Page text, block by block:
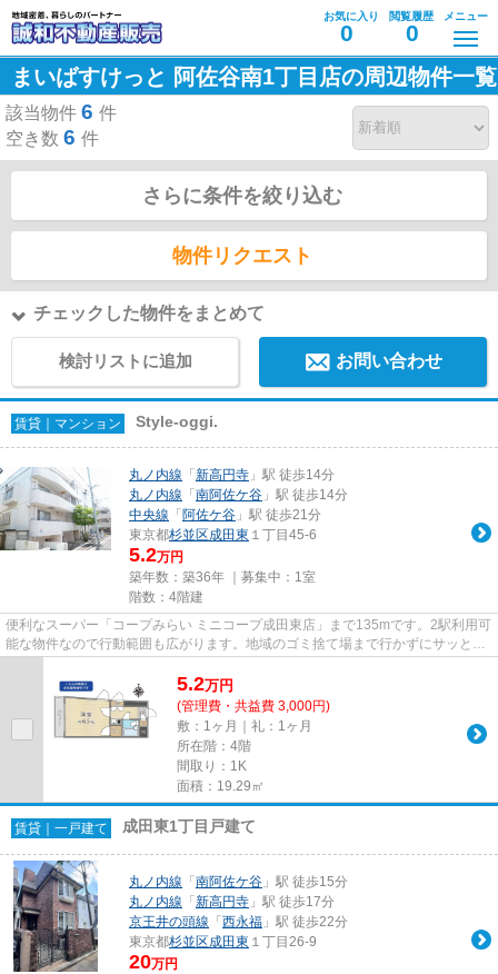
お気に入り
0
閲覧履歴
0
メニュー
まいばすけっと 阿佐谷南1丁目店の周辺物件一覧
該当物件 6 件
空き数 6 件
さらに条件を絞り込む
物件リクエスト
チェックした物件をまとめて
検討リストに追加 お問い合わせ
賃貸｜マンション Style-oggi.
丸ノ内線 「 新高円寺 」駅 徒歩14分
丸ノ内線 「 南阿佐ケ谷 」駅 徒歩14分
中央線 「 阿佐ケ谷 」駅 徒歩21分
東京都杉並区成田東 １丁目45-6
5.2万円
築年数：築36年 ｜募集中： 1室
階数：4階建
便利なスーパー「コープみらい ミニコープ成田東店」まで135mです。2駅利用可
能な物件なので行動範囲も広がります。地域のゴミ捨て場まで行かずにサッとゴ
5.2万円
(管理費・共益費 3,000円)
敷：1ヶ月｜礼：1ヶ月
所在階：4階
間取り：1K
面積：19.29㎡
賃貸｜一戸建て 成田東1丁目戸建て
丸ノ内線 「 南阿佐ケ谷 」駅 徒歩15分
丸ノ内線 「 新高円寺 」駅 徒歩17分
京王井の頭線 「 西永福 」駅 徒歩22分
東京都杉並区成田東 １丁目26-9
20万円